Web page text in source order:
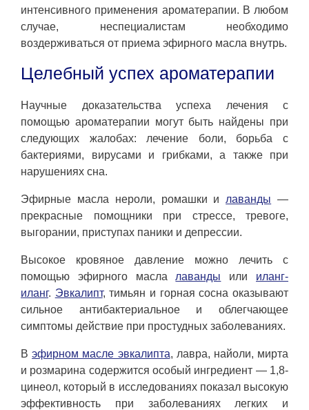
интенсивного применения ароматерапии. В любом
случае, неспециалистам необходимо
воздерживаться от приема эфирного масла внутрь.
Целебный успех ароматерапии
Научные доказательства успеха лечения с
помощью ароматерапии могут быть найдены при
следующих жалобах: лечение боли, борьба с
бактериями, вирусами и грибками, а также при
нарушениях сна.
Эфирные масла нероли, ромашки и лаванды —
прекрасные помощники при стрессе, тревоге,
выгорании, приступах паники и депрессии.
Высокое кровяное давление можно лечить с
помощью эфирного масла лаванды или иланг-
иланг. Эвкалипт, тимьян и горная сосна оказывают
сильное антибактериальное и облегчающее
симптомы действие при простудных заболеваниях.
Вэфирном масле эвкалипта, лавра, найоли, мирта
и розмарина содержится особый ингредиент — 1,8-
цинеол, который в исследованиях показал высокую
эффективность при заболеваниях легких и